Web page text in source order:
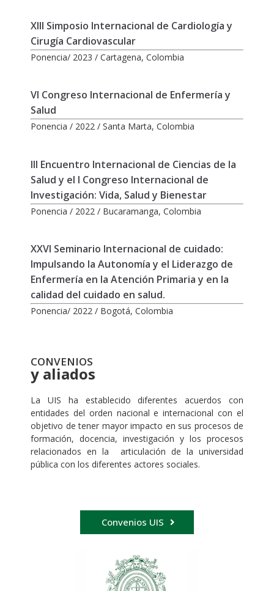
XIII Simposio Internacional de Cardiología y
Cirugía Cardiovascular
Ponencia/ 2023 / Cartagena, Colombia
VI Congreso Internacional de Enfermería y
Salud
Ponencia / 2022 / Santa Marta, Colombia
III Encuentro Internacional de Ciencias de la
Salud y el I Congreso Internacional de
Investigación: Vida, Salud y Bienestar
Ponencia / 2022 / Bucaramanga, Colombia
XXVI Seminario Internacional de cuidado:
Impulsando la Autonomía y el Liderazgo de
Enfermería en la Atención Primaria y en la
calidad del cuidado en salud.
Ponencia/ 2022 / Bogotá, Colombia
CONVENIOS
y aliados
La UIS ha establecido diferentes acuerdos con
entidades del orden nacional e internacional con el
objetivo de tener mayor impacto en sus procesos de
formación, docencia, investigación y los procesos
relacionados en la articulación de la universidad
pública con los diferentes actores sociales.
Convenios UIS